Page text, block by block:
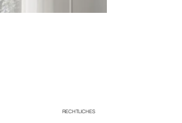
RECHTLICHES